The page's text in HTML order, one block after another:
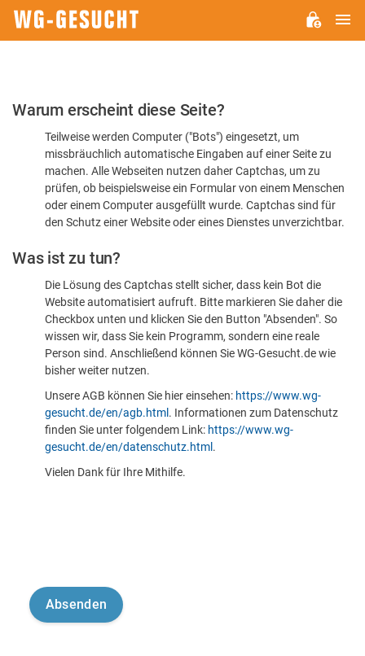
Bitte
dass
sind
Warum erscheint diese Seite?
Teilweise werden Computer ("Bots") eingesetzt, um
missbräuchlich automatische Eingaben auf einer Seite zu
machen. Alle Webseiten nutzen daher Captchas, um zu
prüfen, ob beispielsweise ein Formular von einem Menschen
oder einem Computer ausgefüllt wurde. Captchas sind für
den Schutz einer Website oder eines Dienstes unverzichtbar.
Was ist zu tun?
Die Lösung des Captchas stellt sicher, dass kein Bot die
Website automatisiert aufruft. Bitte markieren Sie daher die
Checkbox unten und klicken Sie den Button "Absenden". So
wissen wir, dass Sie kein Programm, sondern eine reale
Person sind. Anschließend können Sie WG-Gesucht.de wie
bisher weiter nutzen.
Unsere AGB können Sie hier einsehen: https://www.wg-
gesucht.de/en/agb.html . Informationen zum Datenschutz
finden Sie unter folgendem Link: https://www.wg-
gesucht.de/en/datenschutz.html .
Vielen Dank für Ihre Mithilfe.